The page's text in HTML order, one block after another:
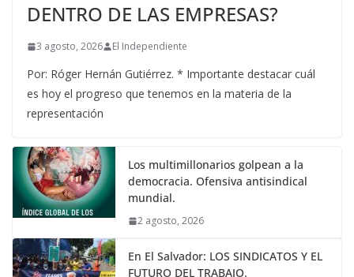
DENTRO DE LAS EMPRESAS?
3 agosto, 2026 El Independiente
Por: Róger Hernán Gutiérrez. * Importante destacar cuál
es hoy el progreso que tenemos en la materia de la
representación
Los multimillonarios golpean a la
democracia. Ofensiva antisindical
mundial.
2 agosto, 2026
En El Salvador: LOS SINDICATOS Y EL
FUTURO DEL TRABAJO.